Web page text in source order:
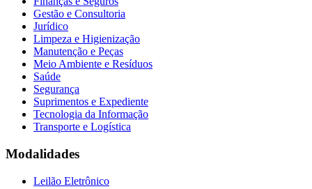
Gestão e Consultoria
Jurídico
Limpeza e Higienização
Manutenção e Peças
Meio Ambiente e Resíduos
Saúde
Segurança
Suprimentos e Expediente
Tecnologia da Informação
Transporte e Logística
Modalidades
Leilão Eletrônico